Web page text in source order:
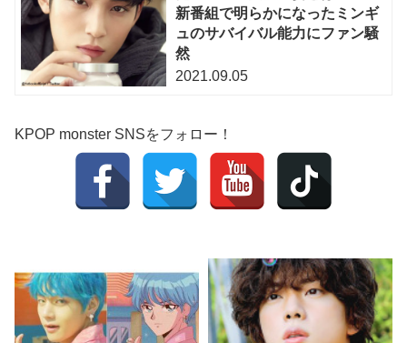
新番組で明らかになったミンギ
ュのサバイバル能力にファン騒
然
2021.09.05
KPOP monster SNSをフォロー！